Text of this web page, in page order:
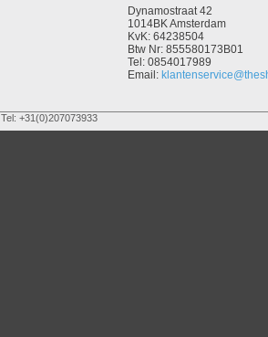
Dynamostraat 42
1014BK Amsterdam
KvK: 64238504
Btw Nr: 855580173B01
Tel: 0854017989
Email:
Tel: +31(0)207073933